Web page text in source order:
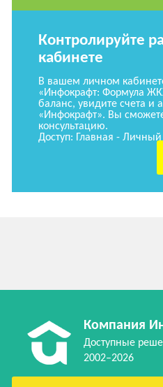
Контролируйте
кабинете
В вашем личном
«Инфокрафт: Формула
баланс, увидите счета и
«Инфокрафт». Вы
консультацию.
Доступ: Главная -
Компания
Доступные
2002–2026